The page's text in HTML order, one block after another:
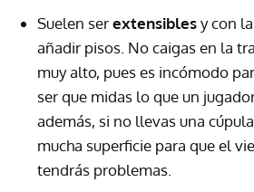
Suelen serextensiblesy con
añadir pisos. No caigas en la
muy alto, pues es incómodo
ser que midas lo que un
además, si no llevas una
mucha superficie para que el
tendrás problemas.